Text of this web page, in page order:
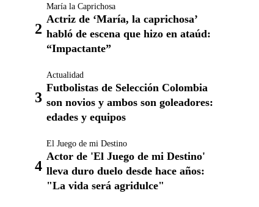
María la Caprichosa
Actriz de ‘María, la caprichosa’
habló de escena que hizo en ataúd:
“Impactante”
Actualidad
Futbolistas de Selección Colombia
son novios y ambos son goleadores:
edades y equipos
El Juego de mi Destino
Actor de 'El Juego de mi Destino'
lleva duro duelo desde hace años:
"La vida será agridulce"